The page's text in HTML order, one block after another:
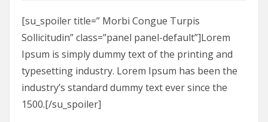
[su_spoiler title=” Morbi Congue Turpis
Sollicitudin” class=”panel panel-default”]Lorem
Ipsum is simply dummy text of the printing and
typesetting industry. Lorem Ipsum has been the
industry’s standard dummy text ever since the
1500.[/su_spoiler]